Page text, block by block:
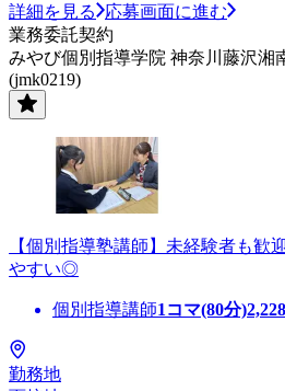
詳細を見る
応募画面に進む
業務委託契約
みやび個別指導学院 神奈川藤沢湘
(jmk0219)
【個別指導塾講師】未経験者も歓
やすい◎
個別指導講師1コマ(80分)2,228
勤務地